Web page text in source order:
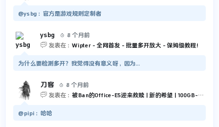
@ysbg：官方是游戏规则定制者
ysbg 
8 个月前
 发表在： Wipter - 全网首发 - 批量多开放大 - 保姆级教程!
为什么要检测多开？我觉得没有意义呀，因为...
刀客 
8 个月前
 发表在： 被Ban的Office-E5迎来救赎 | 新的希望 | 100GB-Outlook 和 5TB-OneDrive
@pipi：哈哈